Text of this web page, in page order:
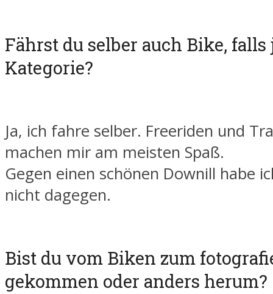
Fährst du selber auch Bike, falls
Kategorie?
Ja, ich fahre selber. Freeriden und
machen mir am meisten Spaß.
Gegen einen schönen Downill habe
nicht dagegen.
Bist du vom Biken zum
gekommen oder anders herum?